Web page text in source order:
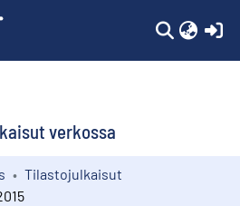
verkossa
Tilastojulkaisut